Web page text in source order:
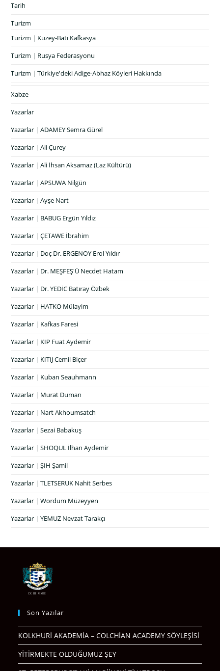
Tarih
Turizm
Turizm | Kuzey-Batı Kafkasya
Turizm | Rusya Federasyonu
Turizm | Türkiye'deki Adige-Abhaz Köyleri Hakkında
Xabze
Yazarlar
Yazarlar | ADAMEY Semra Gürel
Yazarlar | Ali Çurey
Yazarlar | Ali İhsan Aksamaz (Laz Kültürü)
Yazarlar | APSUWA Nilgün
Yazarlar | Ayşe Nart
Yazarlar | BABUG Ergün Yıldız
Yazarlar | ÇETAWE İbrahim
Yazarlar | Doç Dr. ERGENOY Erol Yıldır
Yazarlar | Dr. MEŞFEŞ'Ü Necdet Hatam
Yazarlar | Dr. YEDİC Batıray Özbek
Yazarlar | HATKO Mülayim
Yazarlar | Kafkas Faresi
Yazarlar | KIP Fuat Aydemir
Yazarlar | KITIJ Cemil Biçer
Yazarlar | Kuban Seauhmann
Yazarlar | Murat Duman
Yazarlar | Nart Akhoumsatch
Yazarlar | Sezai Babakuş
Yazarlar | SHOQUL İlhan Aydemir
Yazarlar | ŞIH Şamil
Yazarlar | TLETSERUK Nahit Serbes
Yazarlar | Wordum Müzeyyen
Yazarlar | YEMUZ Nevzat Tarakçı
Son Yazılar
KOLKHURİ AKADEMİA – COLCHİAN ACADEMY SÖYLEŞİSİ
YİTİRMEKTE OLDUĞUMUZ ŞEY